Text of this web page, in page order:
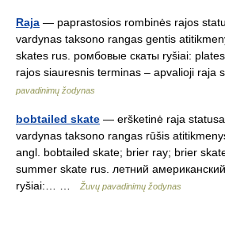
Raja — paprastosios rombinės rajos
vardynas taksono rangas gentis
skates rus. ромбовые скаты ryšiai:
rajos siauresnis terminas – apvalioji
pavadinimų žodynas
bobtailed skate — eršketinė raja
vardynas taksono rangas rūšis
angl. bobtailed skate; brier ray; brier
summer skate rus. летний
ryšiai:… …
Žuvų pavadinimų žodynas